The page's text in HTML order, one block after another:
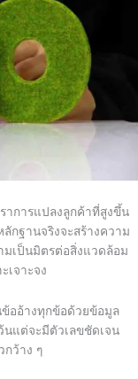
าการแปลงลูกค้าที่สูงขึ้น
กฐานจริงจะสร้างความ
มเป็นมิตรต่อสิ่งแวดล้อม
เจาะจง
ออ้างทุกข้อด้วยข้อมูล
นแต่จะมีตัวเลขชัดเจน
กว้าง ๆ